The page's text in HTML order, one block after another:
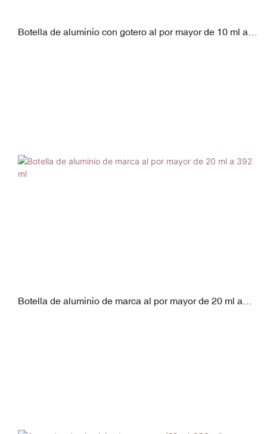
Botella de aluminio con gotero al por mayor de 10 ml a
Botella de aluminio de marca al por mayor de 20 ml a